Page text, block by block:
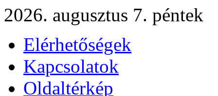
2026. augusztus 7. péntek
Elérhetőségek
Kapcsolatok
Oldaltérkép